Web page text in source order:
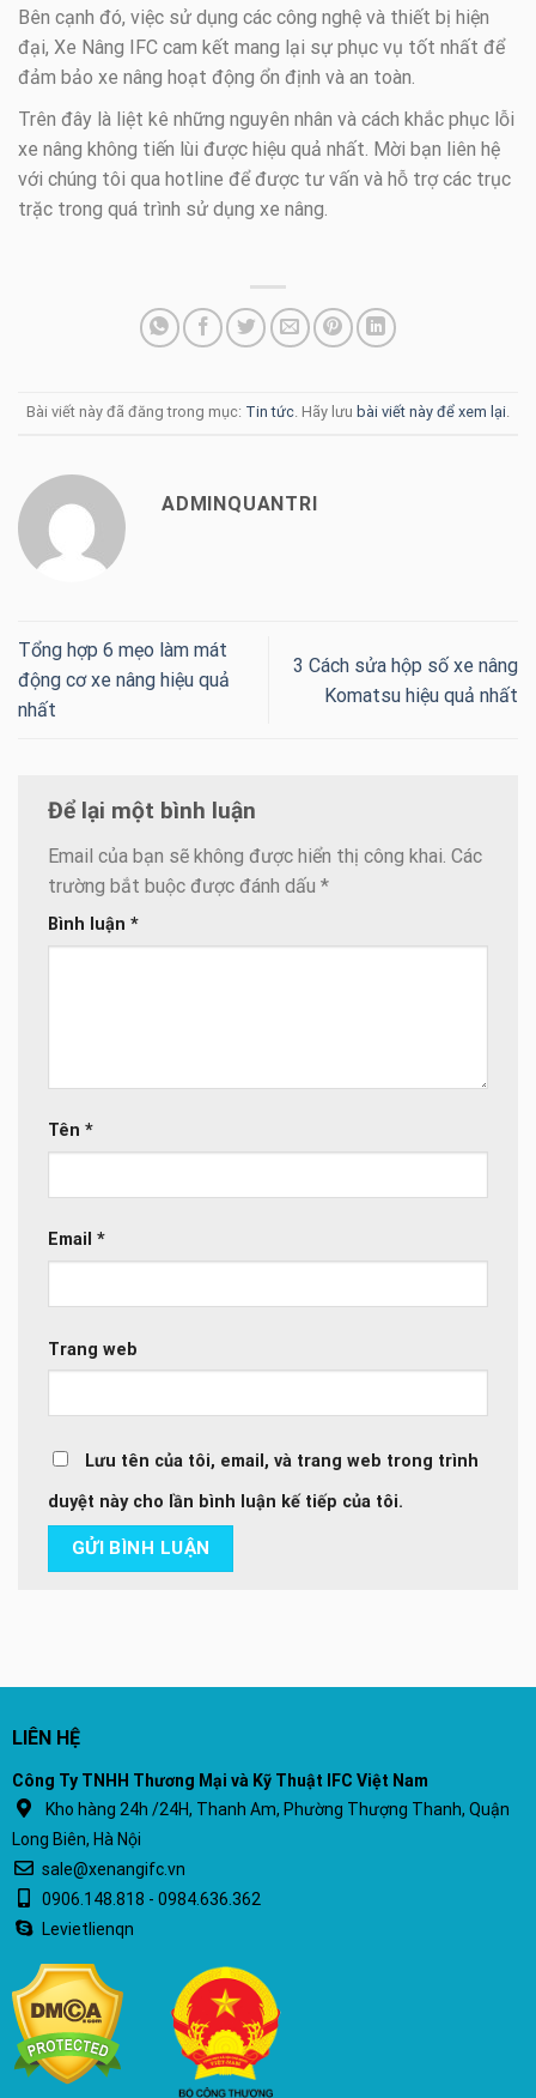
Bên cạnh đó, việc sử dụng các công nghệ và thiết bị hiện
đại, Xe Nâng IFC cam kết mang lại sự phục vụ tốt nhất để
đảm bảo xe nâng hoạt động ổn định và an toàn.
Trên đây là liệt kê những nguyên nhân và cách khắc phục lỗi
xe nâng không tiến lùi được hiệu quả nhất. Mời bạn liên hệ
với chúng tôi qua hotline để được tư vấn và hỗ trợ các trục
trặc trong quá trình sử dụng xe nâng.
Bài viết này đã đăng trong mục: Tin tức. Hãy lưu bài viết này để xem lại.
ADMINQUANTRI
Tổng hợp 6 mẹo làm mát
động cơ xe nâng hiệu quả
nhất
3 Cách sửa hộp số xe nâng
Komatsu hiệu quả nhất
Để lại một bình luận
Email của bạn sẽ không được hiển thị công khai. Các
trường bắt buộc được đánh dấu *
Bình luận *
Tên *
Email *
Trang web
Lưu tên của tôi, email, và trang web trong trình
duyệt này cho lần bình luận kế tiếp của tôi.
LIÊN HỆ
Công Ty TNHH Thương Mại và Kỹ Thuật IFC Việt Nam
Kho hàng 24h /24H, Thanh Am, Phường Thượng Thanh, Quận
Long Biên, Hà Nội
sale@xenangifc.vn
0906.148.818 - 0984.636.362
Levietlienqn